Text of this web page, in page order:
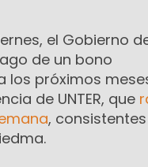
el Gobierno
de un bono
próximos
de UNTER, que
,